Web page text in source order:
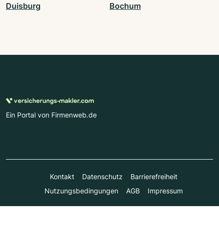
Duisburg Bochum
Ein Portal von Firmenweb.de
Kontakt Datenschutz
Barrierefreiheit
Nutzungsbedingungen
AGB Impressum